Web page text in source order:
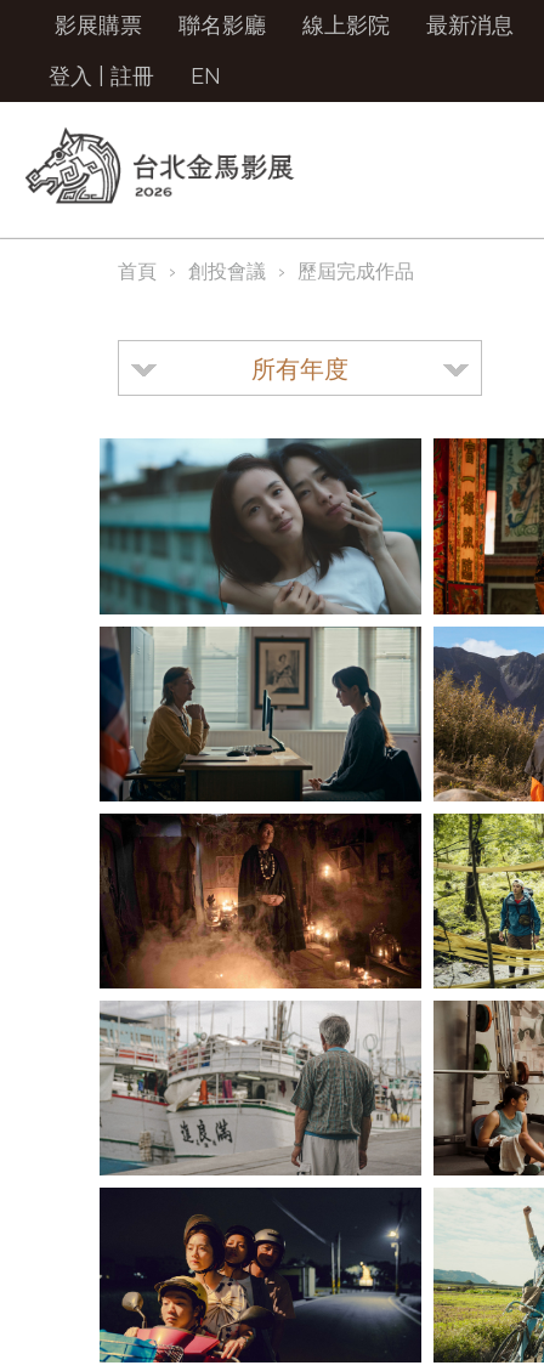
影展購票 聯名影廳 線上影院
最新消息
登入
註冊 EN
首頁 創投會議 歷屆完成作品
所有年度